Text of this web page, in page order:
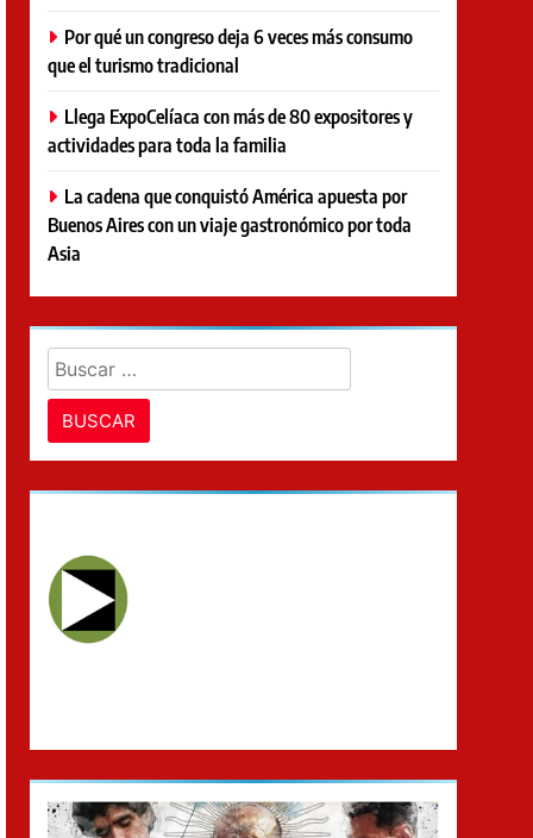
Por qué un congreso deja 6 veces más consumo
que el turismo tradicional
Llega ExpoCelíaca con más de 80 expositores y
actividades para toda la familia
La cadena que conquistó América apuesta por
Buenos Aires con un viaje gastronómico por toda
Asia
Buscar: